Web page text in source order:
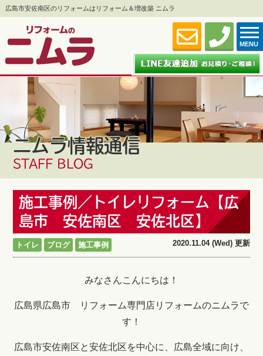
広島市安佐南区のリフォームはリフォーム＆増改築 ニムラ
MENU
ニムラ情報通信
STAFF BLOG
施工事例／トイレリフォーム【広
島市 安佐南区 安佐北区】
トイレ ブログ 施工事例 2020.11.04 (Wed) 更新
みなさんこんにちは！
広島県広島市 リフォーム専門店リフォームのニムラで
す！
広島市安佐南区と安佐北区を中心に、広島全域に向け、